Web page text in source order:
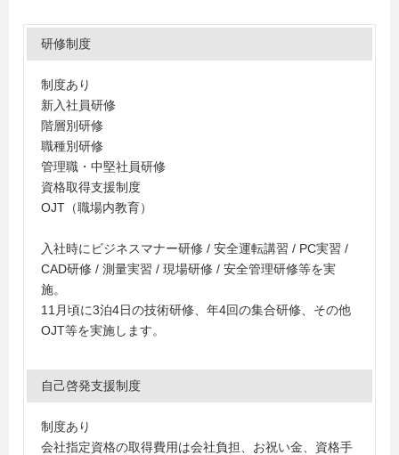
研修制度
制度あり
新入社員研修
階層別研修
職種別研修
管理職・中堅社員研修
資格取得支援制度
OJT（職場内教育）
入社時にビジネスマナー研修 / 安全運転講習 / PC実習 /
CAD研修 / 測量実習 / 現場研修 / 安全管理研修等を実
施。
11月頃に3泊4日の技術研修、年4回の集合研修、その他
OJT等を実施します。
自己啓発支援制度
制度あり
会社指定資格の取得費用は会社負担、お祝い金、資格手